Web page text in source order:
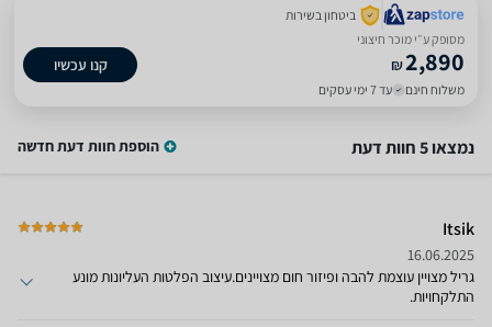
ביטחון בשירות
מסופק ע״י מוכר חיצוני
₪2,890
משלוח חינם עד 7 ימי עסקים
קנו עכשיו
נמצאו 5 חוות דעת הוספת חוות דעת חדשה
Itsik
16.06.2025
גריל מצויין עוצמת להבה ופיזור חום מצויינים.עיצוב הפלטות העליונות מונע
התלקחויות.